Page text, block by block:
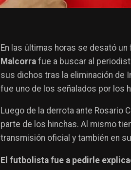
En las últimas horas se desató
Malcorra fue a buscar al
sus dichos tras la eliminación de
fue uno de los señalados por los
Luego de la derrota ante Rosario
parte de los hinchas. Al mismo
transmisión oficial y también en
El futbolista fue a pedirle